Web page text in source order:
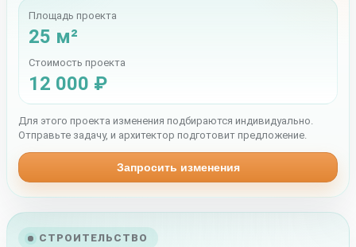
СТРОИТЕЛЬСТВО
Площадь проекта
25 м²
Стоимость проекта
12 000 ₽
Для этого проекта изменения подбираются индивидуально.
Отправьте задачу, и архитектор подготовит предложение.
Запросить изменения